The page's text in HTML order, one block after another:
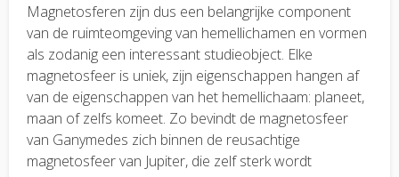
Magnetosferen zijn dus een belangrijke component
van de ruimteomgeving van hemellichamen en vormen
als zodanig een interessant studieobject. Elke
magnetosfeer is uniek, zijn eigenschappen hangen af
van de eigenschappen van het hemellichaam: planeet,
maan of zelfs komeet. Zo bevindt de magnetosfeer
van Ganymedes zich binnen de reusachtige
magnetosfeer van Jupiter, die zelf sterk wordt